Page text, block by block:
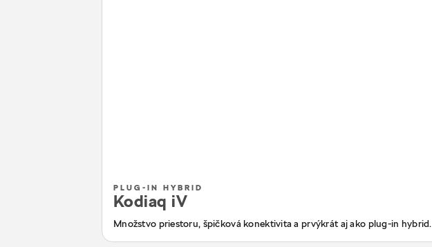
PLUG-IN HYBRID
Kodiaq iV
Množstvo priestoru, špičková konektivita a prvýkrát aj ako plug-in hybrid.